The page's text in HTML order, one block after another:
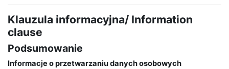
Klauzula informacyjna/ Information
clause
Podsumowanie
Informacje o przetwarzaniu danych osobowych